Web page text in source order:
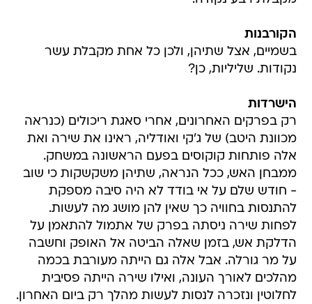
הקורבנות
בשמיים, אצל שתיהן, ולכן כל אחת מקבלת עשר
נקודות. שליליות, כן?
הישרדות
רק בפרקים האחרונים, אחרי סאגת ריכולים (כנראה
מכוונת היטב) של ג'קי ואודליה, ראינו את שירה ואת
אלה פותחות קוקוסים בפעם הראשונה במשחק.
ממבחן האש, ככל הנראה, שתיהן משקשקות כי שוב
- חודש שלם על אי בודד לא היה סיבה מספקת
להתנסות בחוויה כך שאין להן מושג מה לעשות.
לפחות שירה ניסתה בפרק של אתמול להתאמן על
הדלקת אש, בזמן שאלה הביטה אל האופק וחשבה
על מר גורלה. אבל אלה גם הייתה מעורבת בכמה
מהלכים לאורך העונה, ואילו שירה הייתה פסיבית
לחלוטין ונזכרה לנסות לעשות מהלך רק ביום האחרון.